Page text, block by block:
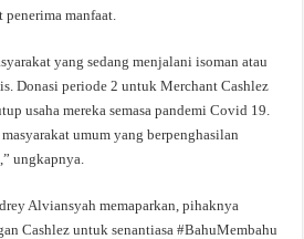
penerima manfaat.
yang sedang menjalani isoman atau
Donasi periode 2 untuk Merchant Cashlez
usaha mereka semasa pandemi Covid 19.
umum yang berpenghasilan
ungkapnya.
Alviansyah memaparkan, pihaknya
Cashlez untuk senantiasa #BahuMembahu